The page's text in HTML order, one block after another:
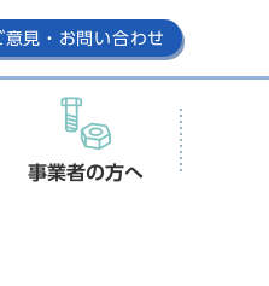
意見・お問い合わせ
事業者の方へ